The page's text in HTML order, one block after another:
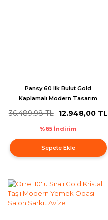
Pansy 60 lik Bulut Gold
Kaplamalı Modern Tasarım
36.489,98 TL 12.948,00 TL
%65 İndirim
Sepete Ekle